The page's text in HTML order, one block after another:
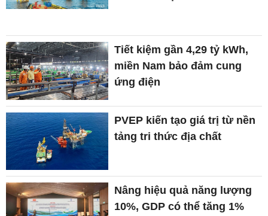
Tiết kiệm gần 4,29 tỷ kWh,
miền Nam bảo đảm cung
ứng điện
PVEP kiến tạo giá trị từ nền
tảng tri thức địa chất
Nâng hiệu quả năng lượng
10%, GDP có thể tăng 1%